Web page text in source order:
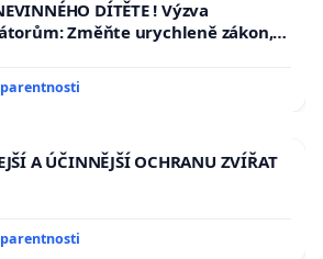
DÍTĚTE ! Výzva
Změňte urychleně zákon,
Viktorky už nemohla opakovat!
A ÚČINNĚJŠÍ OCHRANU ZVÍŘAT